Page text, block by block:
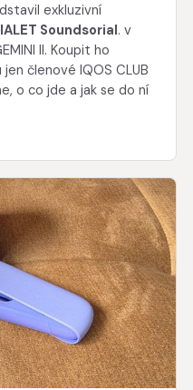
exkluzivní
Soundsorial. v
II. Koupit ho
členové IQOS CLUB
o co jde a jak se do ní